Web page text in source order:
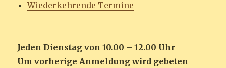
Wiederkehrende Termine
Jeden Dienstag von 10.00 – 12.00 Uhr
Um vorherige Anmeldung wird gebeten